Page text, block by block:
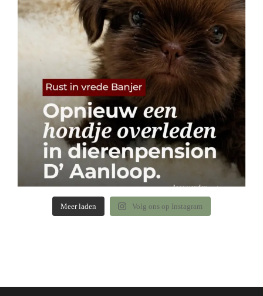
Meer laden Volg ons op Instagram